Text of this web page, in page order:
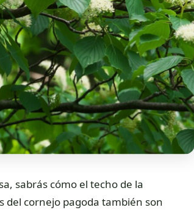
sabrás cómo el techo de la
del cornejo pagoda también son